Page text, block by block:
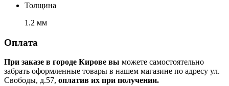
Толщина
1.2 мм
Оплата
При заказе в городе Кирове вы можете самостоятельно
забрать оформленные товары в нашем магазине по адресу ул.
Свободы, д.57, оплатив их при получении.